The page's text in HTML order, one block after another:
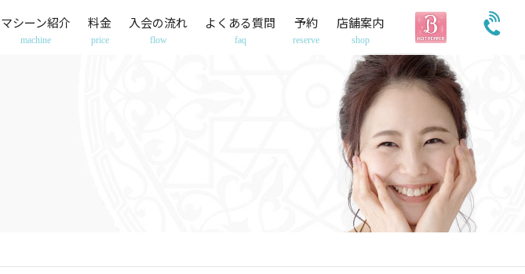
マシーン紹介
machine
料金
price
入会の流れ
flow
よくある質問
faq
予約
reserve
店舗案内
shop